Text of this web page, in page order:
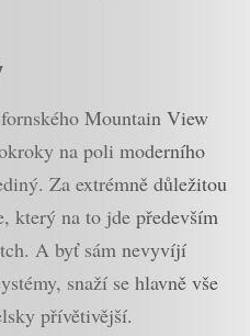
Mountain View
na poli moderního
Za extrémně důležitou
který na to jde především
A byť sám nevyvíjí
snaží se hlavně vše
přívětivější.